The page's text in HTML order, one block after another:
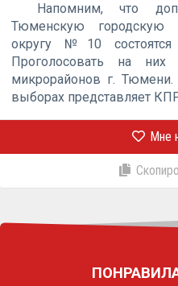
Напомним, что
Тюменскую городскую
округу №10
Проголосовать на
микрорайонов г. Тюмени.
выборах представляет
Мне